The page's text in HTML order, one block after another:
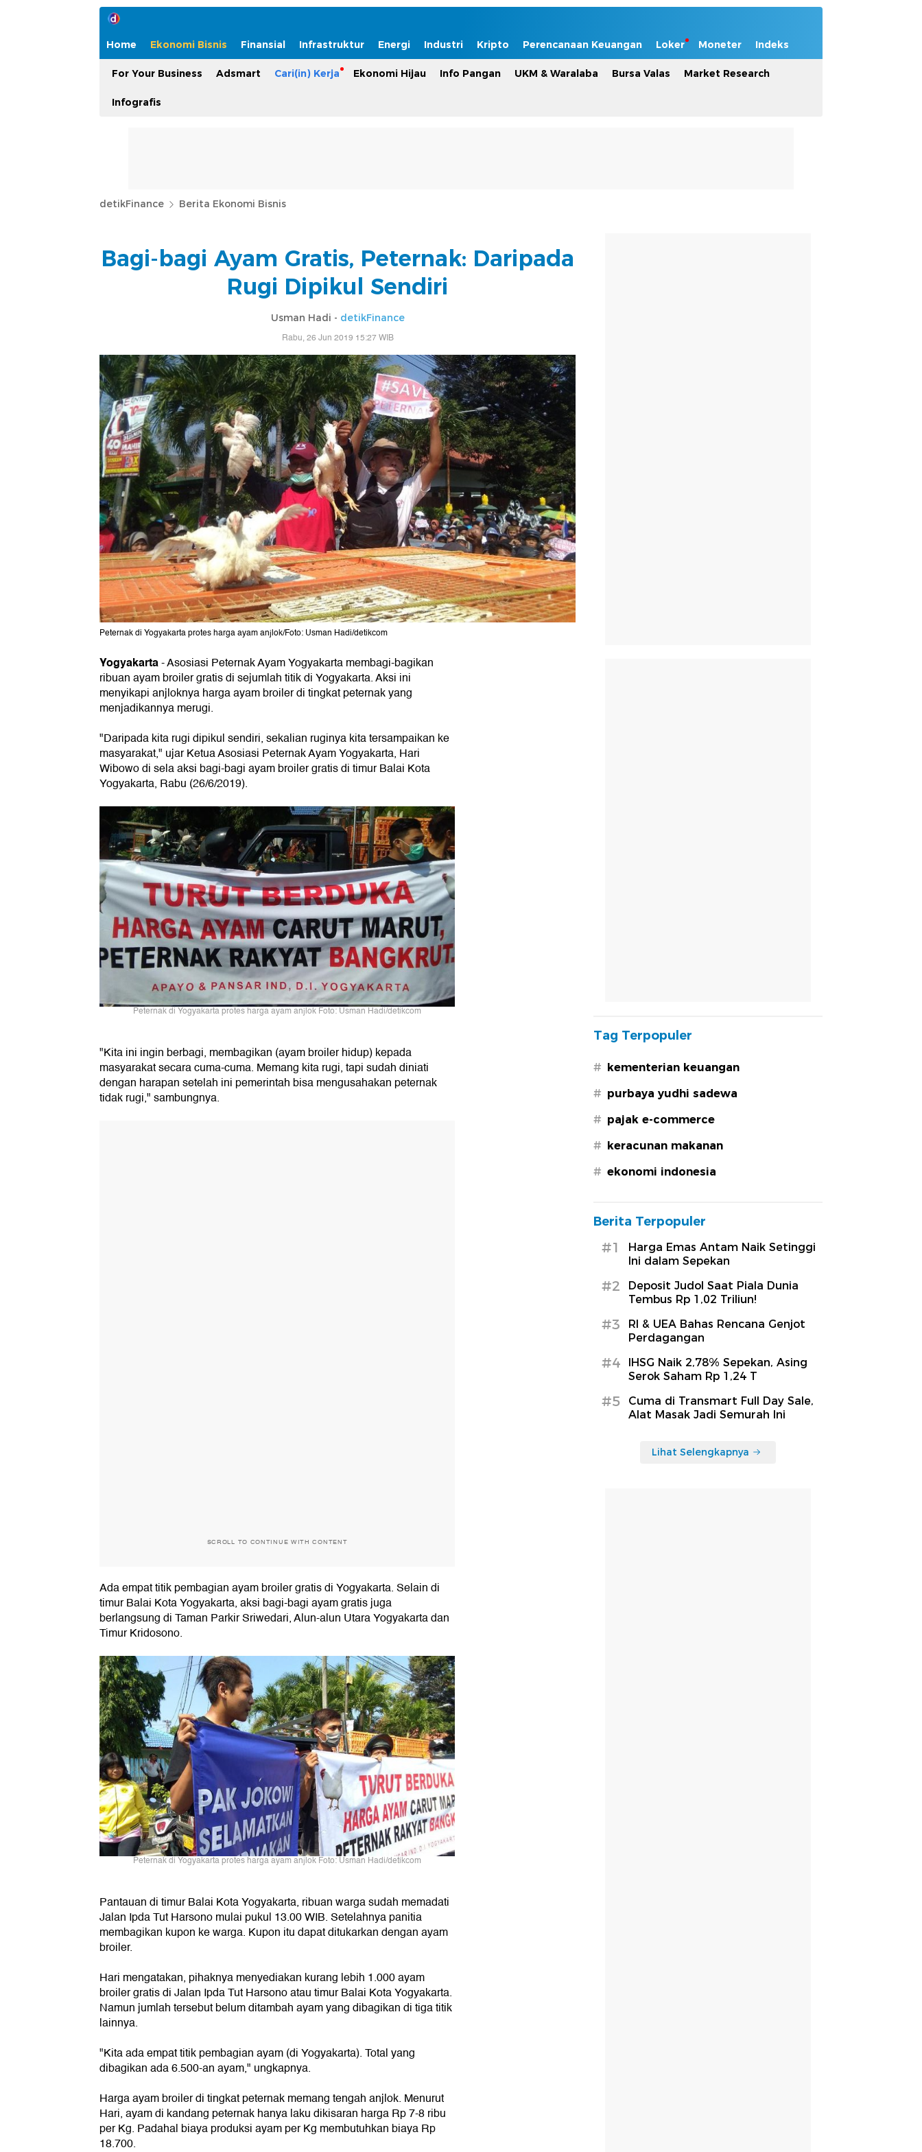
Home Ekonomi Bisnis Finansial Infrastruktur Energi Industri Kripto Perencanaan Keuangan Loker Moneter Indeks
For Your Business Adsmart Cari(in) Kerja Ekonomi Hijau Info Pangan UKM & Waralaba Bursa Valas Market Research
Infografis
detikFinance Berita Ekonomi Bisnis
Bagi-bagi Ayam Gratis, Peternak: Daripada
Rugi Dipikul Sendiri
Usman Hadi - detikFinance
Rabu, 26 Jun 2019 15:27 WIB
Peternak di Yogyakarta protes harga ayam anjlok/Foto: Usman Hadi/detikcom
Yogyakarta-Asosiasi Peternak Ayam Yogyakarta membagi-bagikan
ribuan ayam broiler gratis di sejumlah titik di Yogyakarta. Aksi ini
menyikapi anjloknya harga ayam broiler di tingkat peternak yang
menjadikannya merugi.
"Daripada kita rugi dipikul sendiri, sekalian ruginya kita tersampaikan ke
masyarakat," ujar Ketua Asosiasi Peternak Ayam Yogyakarta, Hari
Wibowo di sela aksi bagi-bagi ayam broiler gratis di timur Balai Kota
Yogyakarta, Rabu (26/6/2019).
Peternak di Yogyakarta protes harga ayam anjlok Foto: Usman Hadi/detikcom
"Kita ini ingin berbagi, membagikan (ayam broiler hidup) kepada
masyarakat secara cuma-cuma. Memang kita rugi, tapi sudah diniati
dengan harapan setelah ini pemerintah bisa mengusahakan peternak
tidak rugi," sambungnya.
SCROLL TO CONTINUE WITH CONTENT
Ada empat titik pembagian ayam broiler gratis di Yogyakarta. Selain di
timur Balai Kota Yogyakarta, aksi bagi-bagi ayam gratis juga
berlangsung di Taman Parkir Sriwedari, Alun-alun Utara Yogyakarta dan
Timur Kridosono.
Peternak di Yogyakarta protes harga ayam anjlok Foto: Usman Hadi/detikcom
Pantauan di timur Balai Kota Yogyakarta, ribuan warga sudah memadati
Jalan Ipda Tut Harsono mulai pukul 13.00 WIB. Setelahnya panitia
membagikan kupon ke warga. Kupon itu dapat ditukarkan dengan ayam
broiler.
Hari mengatakan, pihaknya menyediakan kurang lebih 1.000 ayam
broiler gratis di Jalan Ipda Tut Harsono atau timur Balai Kota Yogyakarta.
Namun jumlah tersebut belum ditambah ayam yang dibagikan di tiga titik
lainnya.
"Kita ada empat titik pembagian ayam (di Yogyakarta). Total yang
dibagikan ada 6.500-an ayam," ungkapnya.
Harga ayam broiler di tingkat peternak memang tengah anjlok. Menurut
Hari, ayam di kandang peternak hanya laku dikisaran harga Rp 7-8 ribu
per Kg. Padahal biaya produksi ayam per Kg membutuhkan biaya Rp
18.700.
Tag Terpopuler
# kementerian keuangan
# purbaya yudhi sadewa
# pajak e-commerce
# keracunan makanan
# ekonomi indonesia
Berita Terpopuler
#1
Harga Emas Antam Naik Setinggi
Ini dalam Sepekan
#2
Deposit Judol Saat Piala Dunia
Tembus Rp 1,02 Triliun!
#3
RI & UEA Bahas Rencana Genjot
Perdagangan
#4
IHSG Naik 2,78% Sepekan, Asing
Serok Saham Rp 1,24 T
#5
Cuma di Transmart Full Day Sale,
Alat Masak Jadi Semurah Ini
Lihat Selengkapnya